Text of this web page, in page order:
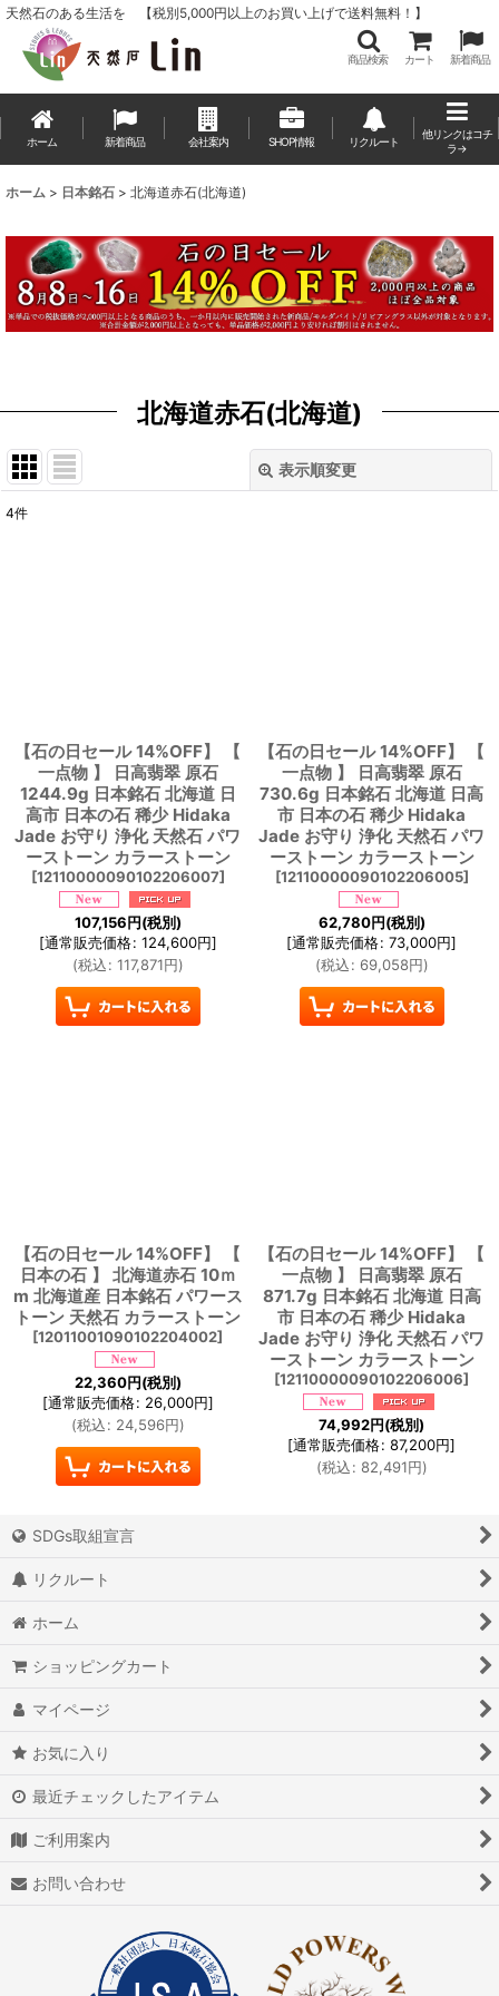
天然石のある生活を 【税別5,000円以上のお買い上げで送料無料！】
商品検索 カート 新着商品
ホーム 新着商品 会社案内 SHOP情報 リクルート
他リンクはコチ
ラ→
ホーム > 日本銘石 > 北海道赤石(北海道)
北海道赤石(北海道)
表示順変更
4件
【石の日セール 14%OFF】 【
一点物 】 日高翡翠 原石
1244.9g 日本銘石 北海道 日
高市 日本の石 稀少 Hidaka
Jade お守り 浄化 天然石 パワ
ーストーン カラーストーン
[12110000090102206007]
107,156円(税別)
[通常販売価格: 124,600円]
(税込: 117,871円)
【石の日セール 14%OFF】 【
一点物 】 日高翡翠 原石
730.6g 日本銘石 北海道 日高
市 日本の石 稀少 Hidaka
Jade お守り 浄化 天然石 パワ
ーストーン カラーストーン
[12110000090102206005]
62,780円(税別)
[通常販売価格: 73,000円]
(税込: 69,058円)
【石の日セール 14%OFF】 【
日本の石 】 北海道赤石 10ｍ
m 北海道産 日本銘石 パワース
トーン 天然石 カラーストーン
[12011001090102204002]
22,360円(税別)
[通常販売価格: 26,000円]
(税込: 24,596円)
【石の日セール 14%OFF】 【
一点物 】 日高翡翠 原石
871.7g 日本銘石 北海道 日高
市 日本の石 稀少 Hidaka
Jade お守り 浄化 天然石 パワ
ーストーン カラーストーン
[12110000090102206006]
74,992円(税別)
[通常販売価格: 87,200円]
(税込: 82,491円)
SDGs取組宣言
リクルート
ホーム
ショッピングカート
マイページ
お気に入り
最近チェックしたアイテム
ご利用案内
お問い合わせ